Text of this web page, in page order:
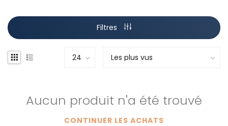
Filtres
Aucun produit n'a été trouvé
CONTINUER LES ACHATS